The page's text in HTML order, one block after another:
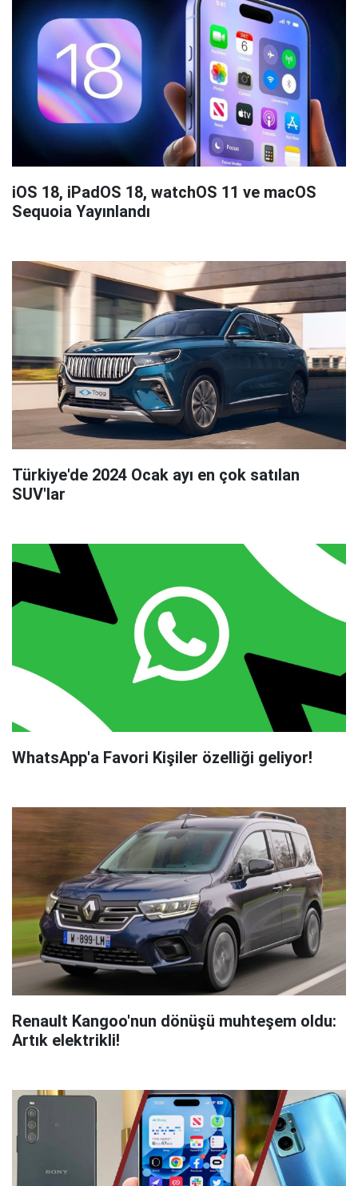
iOS 18, iPadOS 18, watchOS 11 ve macOS
Sequoia Yayınlandı
Türkiye'de 2024 Ocak ayı en çok satılan
SUV'lar
WhatsApp'a Favori Kişiler özelliği geliyor!
Renault Kangoo'nun dönüşü muhteşem oldu:
Artık elektrikli!